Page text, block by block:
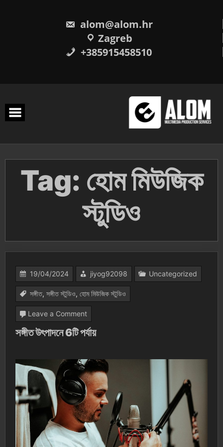
alom@alom.hr
Zagreb
+385915458510
Tag: হোম মিউজিক
স্টুডিও
19/04/2024 jiyog92098 Uncategorized
সঙ্গীত, সঙ্গীত স্টুডিও, হোম মিউজিক স্টুডিও
Leave a Commenton
সঙ্গীত
6টি
পর্যায়
সঙ্গীত উৎপাদনে 6টি পর্যায়